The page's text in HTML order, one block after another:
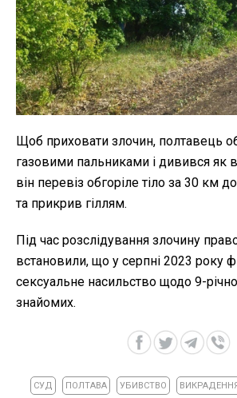
Щоб приховати злочин, полтавець
газовими пальниками і дивився як
він перевіз обгоріле тіло за 30 км
та прикрив гіллям.
Під час розслідування злочину
встановили, що у серпні 2023 року
сексуальне насильство щодо 9-
знайомих.
СУД ПОЛТАВА УБИВСТВО ВИКРАДЕННЯ